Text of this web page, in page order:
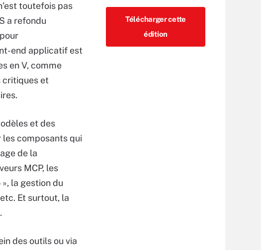
Télécharger cette
édition
toutefois pas
a refondu
end applicatif est
en V, comme
critiques et
et des
composants qui
de la
MCP, les
la gestion du
Et surtout, la
des outils ou via